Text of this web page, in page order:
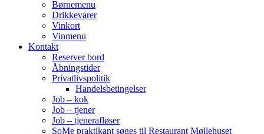
Børnemenu
Drikkevarer
Vinkort
Vinmenu
Kontakt
Reserver bord
Åbningstider
Privatlivspolitik
Handelsbetingelser
Job – kok
Job – tjener
Job – tjenerafløser
SoMe praktikant søges til Restaurant Møllehuset